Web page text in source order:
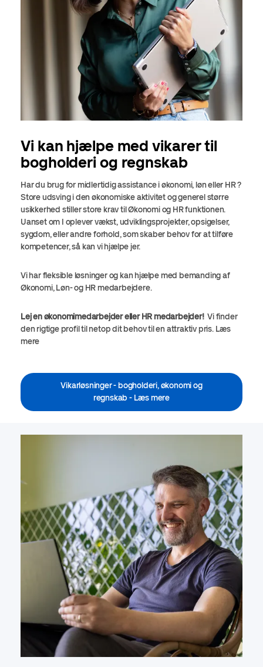
Vi kan hjælpe med vikarer til
bogholderi og regnskab
Har du brug for midlertidig assistance i økonomi, løn eller HR ?
Store udsving i den økonomiske aktivitet og generel større
usikkerhed stiller store krav til Økonomi og HR funktionen.
Uanset om I oplever vækst, udviklingsprojekter, opsigelser,
sygdom, eller andre forhold, som skaber behov for at tilføre
kompetencer, så kan vi hjælpe jer.
Vi har fleksible løsninger og kan hjælpe med bemanding af
Økonomi, Løn- og HR medarbejdere.
Lej en økonomimedarbejder eller HR medarbejder! Vi finder
den rigtige profil til netop dit behov til en attraktiv pris. Læs
mere
Vikarløsninger - bogholderi, økonomi og
regnskab - Læs mere